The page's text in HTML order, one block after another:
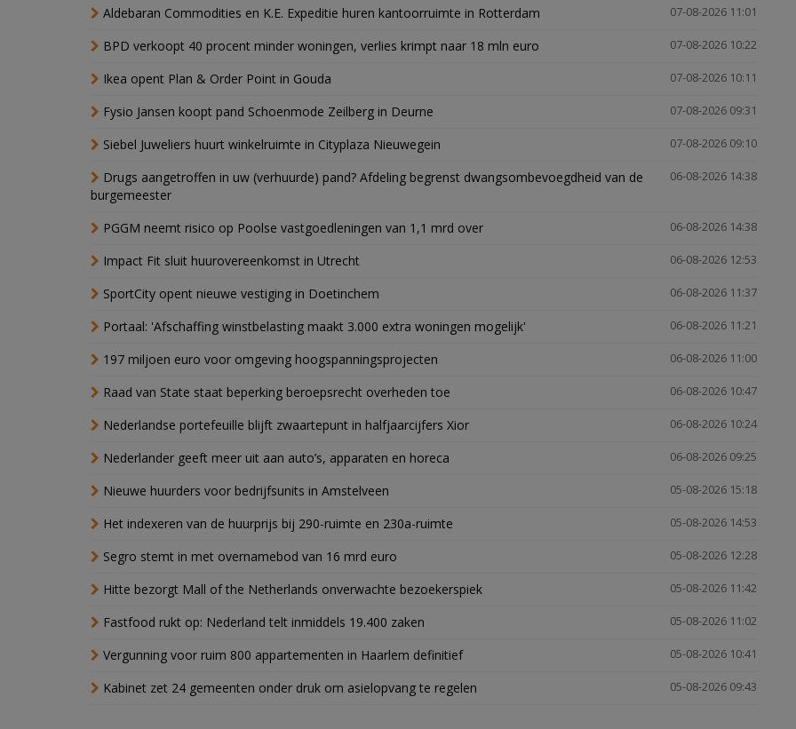
07-08-2026 11:01
Aldebaran Commodities en K.E. Expeditie huren kantoorruimte in Rotterdam
07-08-2026 10:22
BPD verkoopt 40 procent minder woningen, verlies krimpt naar 18 mln euro
07-08-2026 10:11
Ikea opent Plan & Order Point in Gouda
07-08-2026 09:31
Fysio Jansen koopt pand Schoenmode Zeilberg in Deurne
07-08-2026 09:10
Siebel Juweliers huurt winkelruimte in Cityplaza Nieuwegein
06-08-2026 14:38
Drugs aangetroffen in uw (verhuurde) pand? Afdeling begrenst dwangsombevoegdheid van de
burgemeester
06-08-2026 14:38
PGGM neemt risico op Poolse vastgoedleningen van 1,1 mrd over
06-08-2026 12:53
Impact Fit sluit huurovereenkomst in Utrecht
06-08-2026 11:37
SportCity opent nieuwe vestiging in Doetinchem
06-08-2026 11:21
Portaal: 'Afschaffing winstbelasting maakt 3.000 extra woningen mogelijk'
06-08-2026 11:00
197 miljoen euro voor omgeving hoogspanningsprojecten
06-08-2026 10:47
Raad van State staat beperking beroepsrecht overheden toe
06-08-2026 10:24
Nederlandse portefeuille blijft zwaartepunt in halfjaarcijfers Xior
06-08-2026 09:25
Nederlander geeft meer uit aan auto’s, apparaten en horeca
05-08-2026 15:18
Nieuwe huurders voor bedrijfsunits in Amstelveen
05-08-2026 14:53
Het indexeren van de huurprijs bij 290-ruimte en 230a-ruimte
05-08-2026 12:28
Segro stemt in met overnamebod van 16 mrd euro
05-08-2026 11:42
Hitte bezorgt Mall of the Netherlands onverwachte bezoekerspiek
05-08-2026 11:02
Fastfood rukt op: Nederland telt inmiddels 19.400 zaken
05-08-2026 10:41
Vergunning voor ruim 800 appartementen in Haarlem definitief
05-08-2026 09:43
Kabinet zet 24 gemeenten onder druk om asielopvang te regelen